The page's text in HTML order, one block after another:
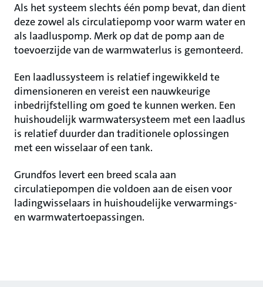
Als het systeem slechts één pomp bevat, dan dient
deze zowel als circulatiepomp voor warm water en
als laadluspomp. Merk op dat de pomp aan de
toevoerzijde van de warmwaterlus is gemonteerd.
Een laadlussysteem is relatief ingewikkeld te
dimensioneren en vereist een nauwkeurige
inbedrijfstelling om goed te kunnen werken. Een
huishoudelijk warmwatersysteem met een laadlus
is relatief duurder dan traditionele oplossingen
met een wisselaar of een tank.
Grundfos levert een breed scala aan
circulatiepompen die voldoen aan de eisen voor
ladingwisselaars in huishoudelijke verwarmings-
en warmwatertoepassingen.